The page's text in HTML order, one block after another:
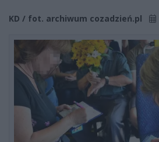
KD / fot. archiwum cozadzień.pl